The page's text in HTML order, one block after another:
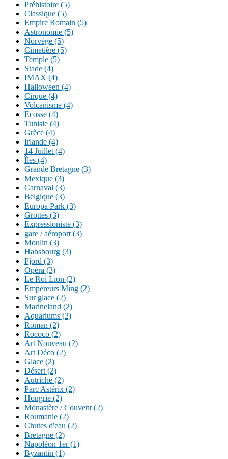
Préhistoire (5)
Classique (5)
Empire Romain (5)
Astronomie (5)
Norvège (5)
Cimetière (5)
Temple (5)
Stade (4)
IMAX (4)
Halloween (4)
Cirque (4)
Volcanisme (4)
Ecosse (4)
Tunisie (4)
Grèce (4)
Irlande (4)
14 Juillet (4)
Îles (4)
Grande Bretagne (3)
Mexique (3)
Carnaval (3)
Belgique (3)
Europa Park (3)
Grottes (3)
Expressioniste (3)
gare / aéroport (3)
Moulin (3)
Habsbourg (3)
Fjord (3)
Opéra (3)
Le Roi Lion (2)
Empereurs Ming (2)
Sur glace (2)
Marineland (2)
Aquariums (2)
Roman (2)
Rococo (2)
Art Nouveau (2)
Art Déco (2)
Glace (2)
Désert (2)
Autriche (2)
Parc Astérix (2)
Hongrie (2)
Monastère / Couvent (2)
Roumanie (2)
Chutes d'eau (2)
Bretagne (2)
Napoléon 1er (1)
Byzantin (1)